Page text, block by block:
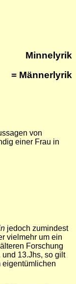
Minnelyrik
= Männerlyrik
von
einer Frau in
jedoch zumindest
vielmehr um ein
Forschung
13.Jhs, so gilt
eigentümlichen